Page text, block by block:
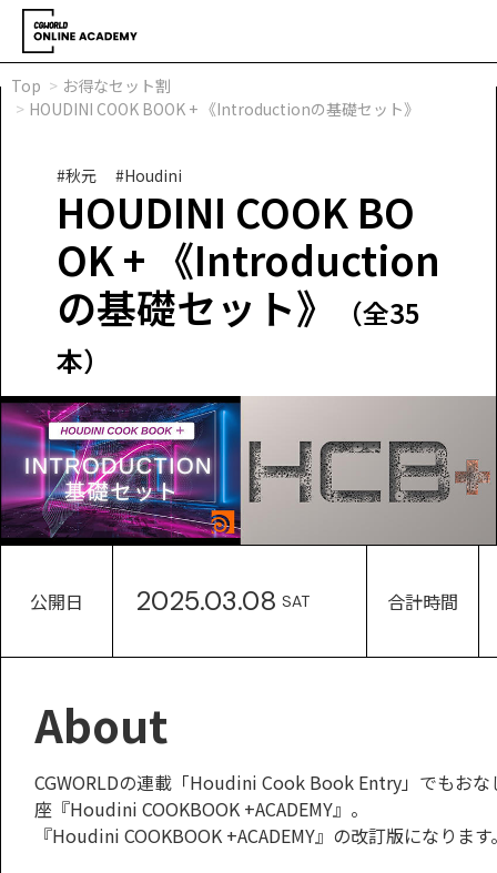
Top
お得なセット割
HOUDINI COOK BOOK + 《Introductionの基礎セット》
#秋元 #Houdini
HOUDINI COOK BO
OK + 《Introduction
の基礎セット》
（全35
本）
公開日 2025.03.08 SAT 合計時間
About
CGWORLDの連載「Houdini Cook Book Entry」でもお
座『Houdini COOKBOOK +ACADEMY』。
『Houdini COOKBOOK +ACADEMY』の改訂版になります